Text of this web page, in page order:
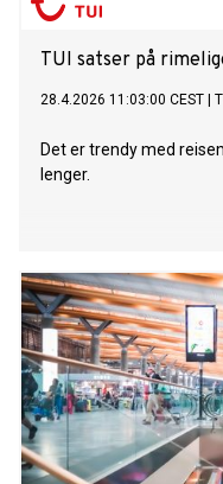
TUI satser på
28.4.2026 11:03:00 CEST
Det er trendy med
lenger.